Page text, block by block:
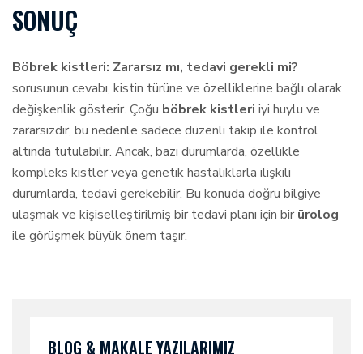
BLOG & MAKALE YAZILARIMIZ
SONUÇ
Böbrek kistleri: Zararsız mı, tedavi gerekli mi?
sorusunun cevabı, kistin türüne ve özelliklerine bağlı olarak
değişkenlik gösterir. Çoğu böbrek kistleri iyi huylu ve
zararsızdır, bu nedenle sadece düzenli takip ile kontrol
altında tutulabilir. Ancak, bazı durumlarda, özellikle
kompleks kistler veya genetik hastalıklarla ilişkili
durumlarda, tedavi gerekebilir. Bu konuda doğru bilgiye
ulaşmak ve kişiselleştirilmiş bir tedavi planı için bir ürolog
ile görüşmek büyük önem taşır.